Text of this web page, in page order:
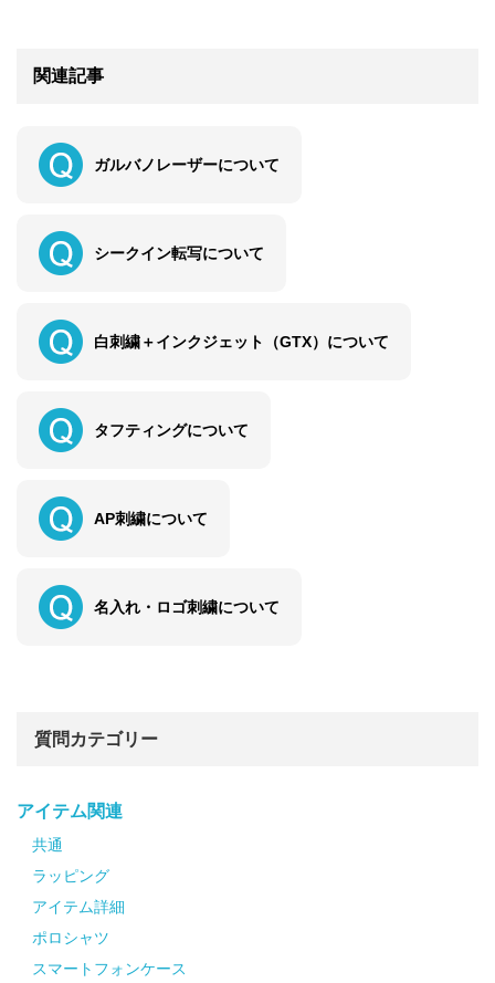
関連記事
ガルバノレーザーについて
シークイン転写について
白刺繍＋インクジェット（GTX）について
タフティングについて
AP刺繍について
名入れ・ロゴ刺繍について
質問カテゴリー
アイテム関連
共通
ラッピング
アイテム詳細
ポロシャツ
スマートフォンケース